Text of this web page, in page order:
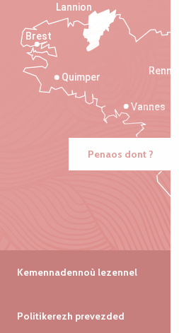
Rennes
Vannes
Quimper
Lannion
Brest
Penaos dont ?
Kemennadennoù lezennel
Politikerezh prevezded